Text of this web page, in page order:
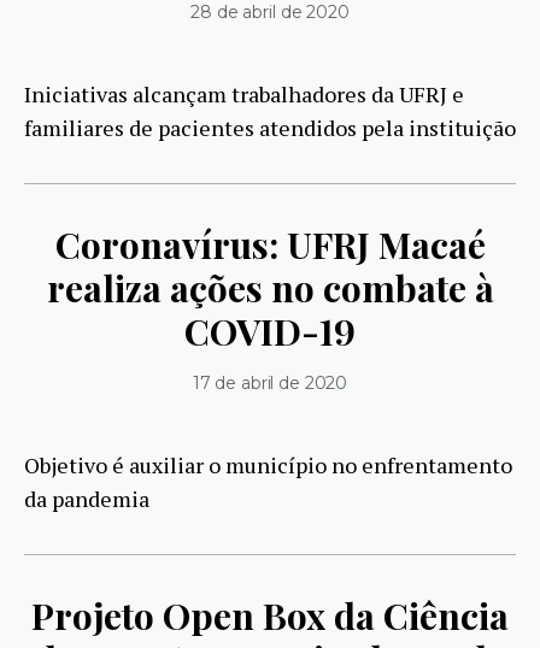
28 de abril de 2020
Iniciativas alcançam trabalhadores da UFRJ e
familiares de pacientes atendidos pela instituição
Coronavírus: UFRJ Macaé
realiza ações no combate à
COVID-19
17 de abril de 2020
Objetivo é auxiliar o município no enfrentamento
da pandemia
Projeto Open Box da Ciência